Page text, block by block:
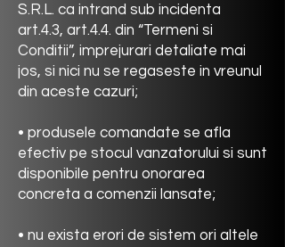
S.R.L. ca intrand sub incidenta
art.4.3, art.4.4. din “Termeni si
Conditii”, imprejurari detaliate mai
jos, si nici nu se regaseste in vreunul
din aceste cazuri;
• produsele comandate se afla
efectiv pe stocul vanzatorului si sunt
disponibile pentru onorarea
concreta a comenzii lansate;
• nu exista erori de sistem ori altele